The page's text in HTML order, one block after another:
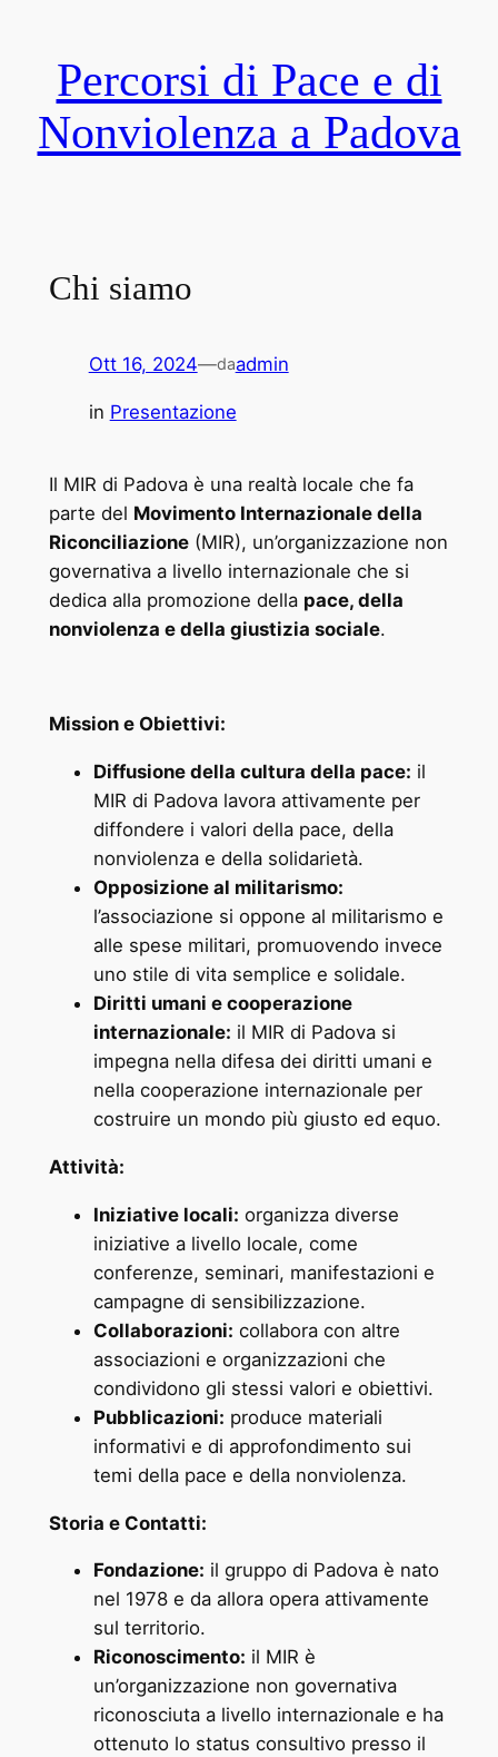
contenutoPercorsi di Pace e di
Nonviolenza a Padova
Chi siamo
Ott 16, 2024—daadmin
in Presentazione
Il MIR di Padova è una realtà locale che fa
parte del Movimento Internazionale della
Riconciliazione(MIR), un’organizzazione non
governativa a livello internazionale che si
dedica alla promozione della pace, della
nonviolenza e della giustizia sociale.
Mission e Obiettivi:
Diffusione della cultura della pace: il
MIR di Padova lavora attivamente per
diffondere i valori della pace, della
nonviolenza e della solidarietà.
Opposizione al militarismo:
l’associazione si oppone al militarismo e
alle spese militari, promuovendo invece
uno stile di vita semplice e solidale.
Diritti umani e cooperazione
internazionale: il MIR di Padova si
impegna nella difesa dei diritti umani e
nella cooperazione internazionale per
costruire un mondo più giusto ed equo.
Attività:
Iniziative locali: organizza diverse
iniziative a livello locale, come
conferenze, seminari, manifestazioni e
campagne di sensibilizzazione.
Collaborazioni: collabora con altre
associazioni e organizzazioni che
condividono gli stessi valori e obiettivi.
Pubblicazioni: produce materiali
informativi e di approfondimento sui
temi della pace e della nonviolenza.
Storia e Contatti:
Fondazione: il gruppo di Padova è nato
nel 1978 e da allora opera attivamente
sul territorio.
Riconoscimento: il MIR è
un’organizzazione non governativa
riconosciuta a livello internazionale e ha
ottenuto lo status consultivo presso il